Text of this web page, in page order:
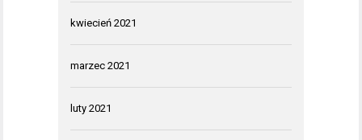
kwiecień 2021
marzec 2021
luty 2021